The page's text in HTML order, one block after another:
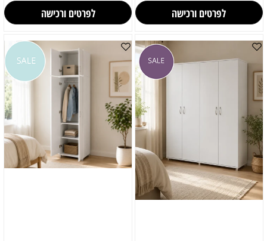
לפרטים ורכישה לפרטים ורכישה